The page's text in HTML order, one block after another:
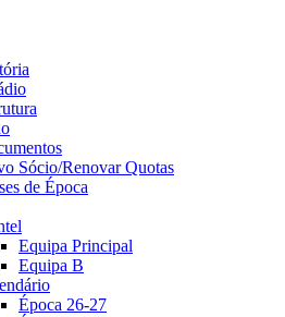
Sócio/Renovar Quotas
de Época
Equipa Principal
Equipa B
Época 26-27